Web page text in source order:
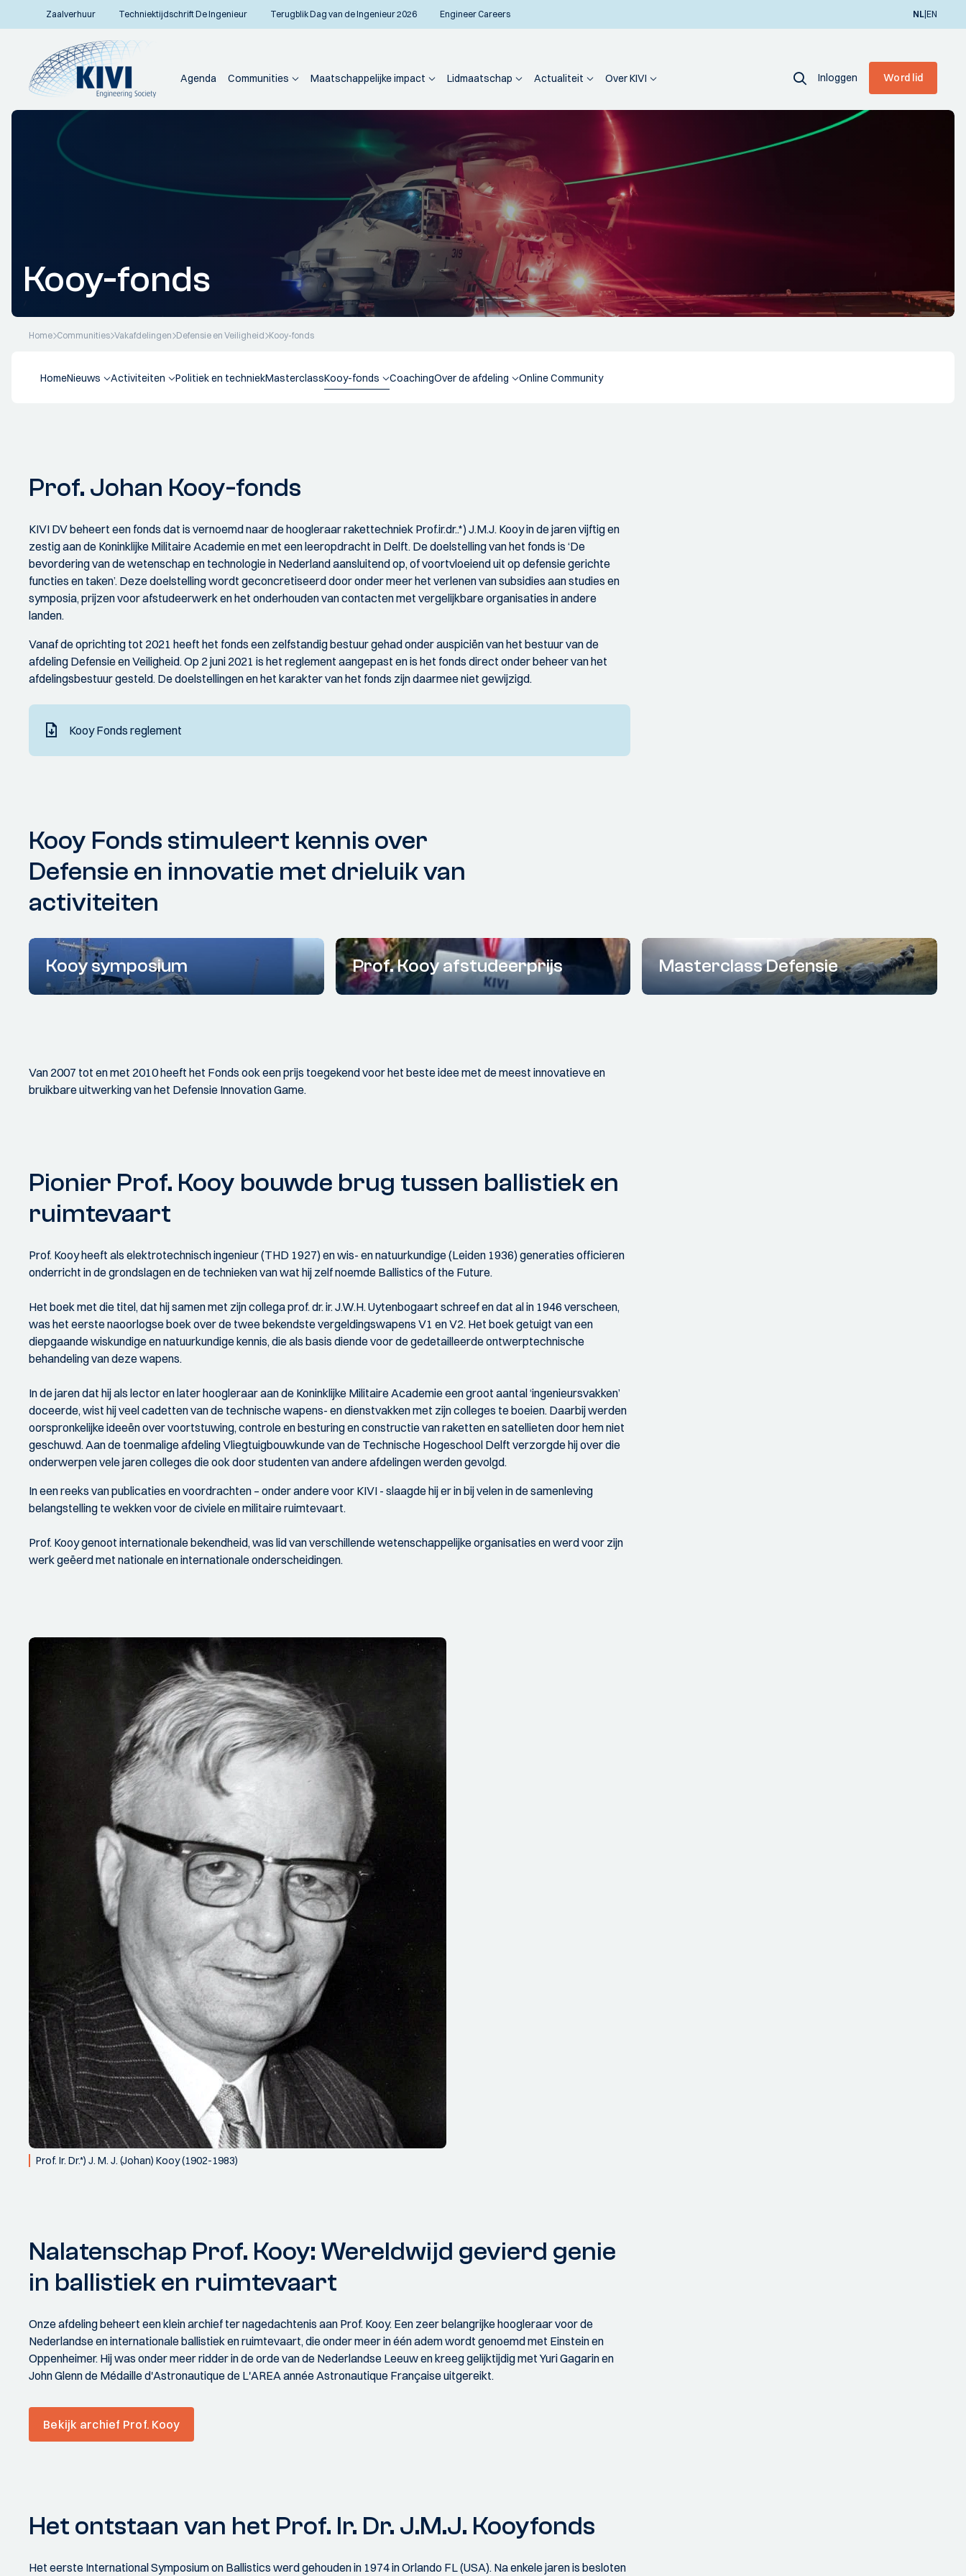
Zaalverhuur Techniektijdschrift De Ingenieur Terugblik Dag van de Ingenieur 2026 Engineer Careers NL|EN
Agenda Communities Maatschappelijke impact Lidmaatschap Actualiteit Over KIVI Inloggen Word lid
Kooy-fonds
Home Communities Vakafdelingen Defensie en Veiligheid Kooy-fonds
HomeNieuws Activiteiten Politiek en techniekMasterclassKooy-fonds CoachingOver de afdeling Online Community
Prof. Johan Kooy-fonds
KIVI DV beheert een fonds dat is vernoemd naar de hoogleraar rakettechniek Prof.ir.dr..*) J.M.J. Kooy in de jaren vijftig en
zestig aan de Koninklijke Militaire Academie en met een leeropdracht in Delft. De doelstelling van het fonds is ‘De
bevordering van de wetenschap en technologie in Nederland aansluitend op, of voortvloeiend uit op defensie gerichte
functies en taken’. Deze doelstelling wordt geconcretiseerd door onder meer het verlenen van subsidies aan studies en
symposia, prijzen voor afstudeerwerk en het onderhouden van contacten met vergelijkbare organisaties in andere
landen.
Vanaf de oprichting tot 2021 heeft het fonds een zelfstandig bestuur gehad onder auspiciën van het bestuur van de
afdeling Defensie en Veiligheid. Op 2 juni 2021 is het reglement aangepast en is het fonds direct onder beheer van het
afdelingsbestuur gesteld. De doelstellingen en het karakter van het fonds zijn daarmee niet gewijzigd.
Kooy Fonds reglement
Kooy Fonds stimuleert kennis over
Defensie en innovatie met drieluik van
activiteiten
Kooy symposium Prof. Kooy afstudeerprijs Masterclass Defensie
Van 2007 tot en met 2010 heeft het Fonds ook een prijs toegekend voor het beste idee met de meest innovatieve en
bruikbare uitwerking van het Defensie Innovation Game.
Pionier Prof. Kooy bouwde brug tussen ballistiek en
ruimtevaart
Prof. Kooy heeft als elektrotechnisch ingenieur (THD 1927) en wis- en natuurkundige (Leiden 1936) generaties officieren
onderricht in de grondslagen en de technieken van wat hij zelf noemde Ballistics of the Future.
Het boek met die titel, dat hij samen met zijn collega prof. dr. ir. J.W.H. Uytenbogaart schreef en dat al in 1946 verscheen,
was het eerste naoorlogse boek over de twee bekendste vergeldingswapens V1 en V2. Het boek getuigt van een
diepgaande wiskundige en natuurkundige kennis, die als basis diende voor de gedetailleerde ontwerptechnische
behandeling van deze wapens.
In de jaren dat hij als lector en later hoogleraar aan de Koninklijke Militaire Academie een groot aantal ‘ingenieursvakken’
doceerde, wist hij veel cadetten van de technische wapens- en dienstvakken met zijn colleges te boeien. Daarbij werden
oorspronkelijke ideeën over voortstuwing, controle en besturing en constructie van raketten en satellieten door hem niet
geschuwd. Aan de toenmalige afdeling Vliegtuigbouwkunde van de Technische Hogeschool Delft verzorgde hij over die
onderwerpen vele jaren colleges die ook door studenten van andere afdelingen werden gevolgd.
In een reeks van publicaties en voordrachten – onder andere voor KIVI - slaagde hij er in bij velen in de samenleving
belangstelling te wekken voor de civiele en militaire ruimtevaart.
Prof. Kooy genoot internationale bekendheid, was lid van verschillende wetenschappelijke organisaties en werd voor zijn
werk geëerd met nationale en internationale onderscheidingen.
Prof. Ir. Dr.*) J. M. J. (Johan) Kooy (1902-1983)
Nalatenschap Prof. Kooy: Wereldwijd gevierd genie
in ballistiek en ruimtevaart
Onze afdeling beheert een klein archief ter nagedachtenis aan Prof. Kooy. Een zeer belangrijke hoogleraar voor de
Nederlandse en internationale ballistiek en ruimtevaart, die onder meer in één adem wordt genoemd met Einstein en
Oppenheimer. Hij was onder meer ridder in de orde van de Nederlandse Leeuw en kreeg gelijktijdig met Yuri Gagarin en
John Glenn de Médaille d'Astronautique de L'AREA année Astronautique Française uitgereikt.
Bekijk archief Prof. Kooy
Het ontstaan van het Prof. Ir. Dr. J.M.J. Kooyfonds
Het eerste International Symposium on Ballistics werd gehouden in 1974 in Orlando FL (USA). Na enkele jaren is besloten